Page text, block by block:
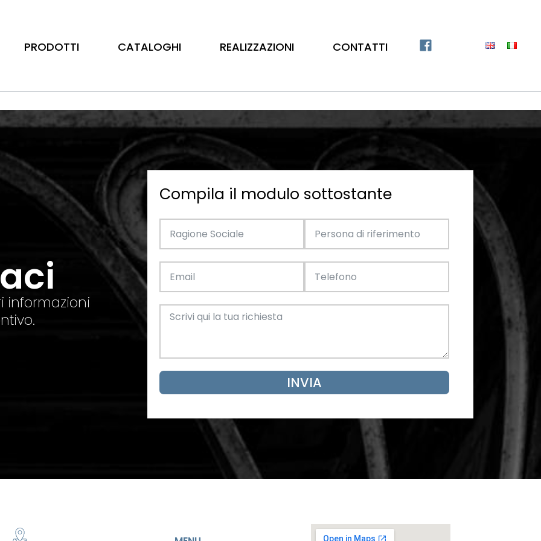
PRODOTTI CATALOGHI REALIZZAZIONI CONTATTI
Ottone
Tubo
Alluminio
Oggettistica e arredamento
Catalogo Illustrativo
SCARICA ORA
Catalogo
Acciaio
+39 0445 580865
+39 0445 580366
info@feba.it
informazioni
Compila il modulo sottostante
INVIA